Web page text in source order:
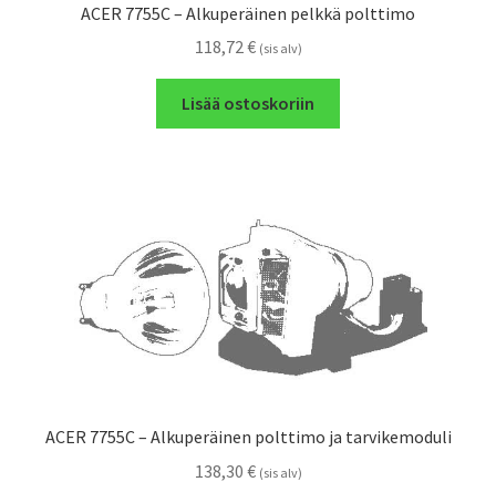
ACER 7755C – Alkuperäinen pelkkä polttimo
118,72€ (sis alv)
Lisää ostoskoriin
ACER 7755C – Alkuperäinen polttimo ja tarvikemoduli
138,30 € (sis alv)